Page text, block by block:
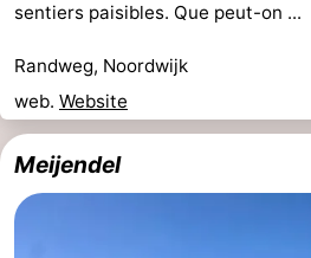
sentiers paisibles. Que peut-on ...
Randweg, Noordwijk
web. Website
Meijendel